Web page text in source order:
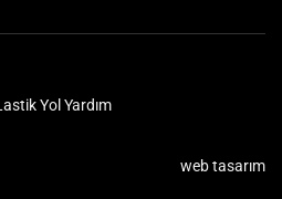
Yol Yardım
web tasarım